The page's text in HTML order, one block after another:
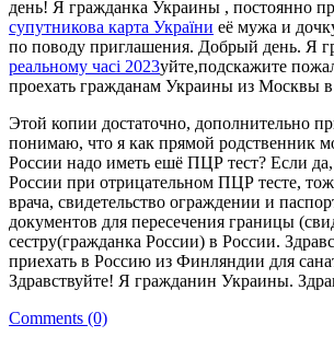
день! Я гражданка Украины ,
супутникова карта України её мужа и
по поводу приглашения. Добрый день. Я
реальному часі 2023уйте,подскажите
проехать гражданам Украины из Москвы
Этой копии достаточно, дополнительно
понимаю, что я как прямой родственник
России надо иметь ешё ПЦР тест? Если
России при отрицательном ПЦР тесте,
врача, свидетельство ограждении и
документов для пересечения границы
сестру(гражданка России) в России.
приехать в Россию из Финляндии для
Здравствуйте! Я гражданин Украины.
Comments (0)